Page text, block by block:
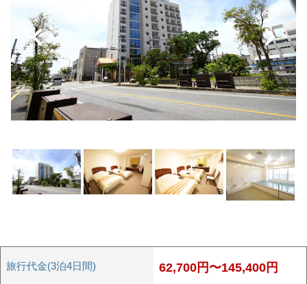
旅行代金(3泊4日間) 62,700 円〜145,400 円